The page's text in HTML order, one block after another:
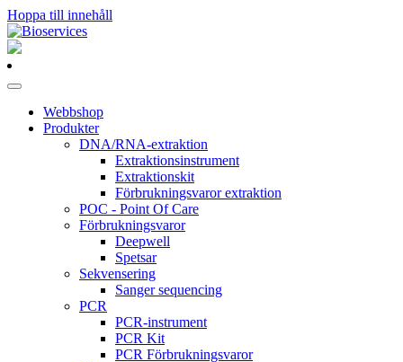
Hoppa till innehåll
Huvudnavigering
Webbshop
Produkter
DNA/RNA-extraktion
Extraktionsinstrument
Extraktionskit
Förbrukningsvaror extraktion
POC - Point Of Care
Förbrukningsvaror
Deepwell
Spetsar
Sekvensering
Sanger sequencing
PCR
PCR-instrument
PCR Kit
PCR Förbrukningsvaror